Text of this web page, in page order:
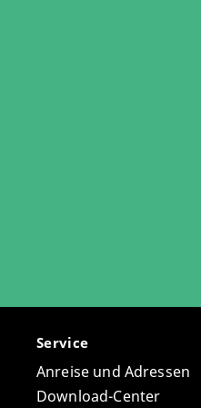
Service
Anreise und Adressen
Download-Center